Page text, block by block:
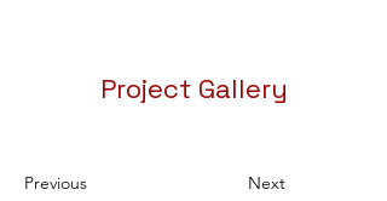
Project Gallery
Previous Next